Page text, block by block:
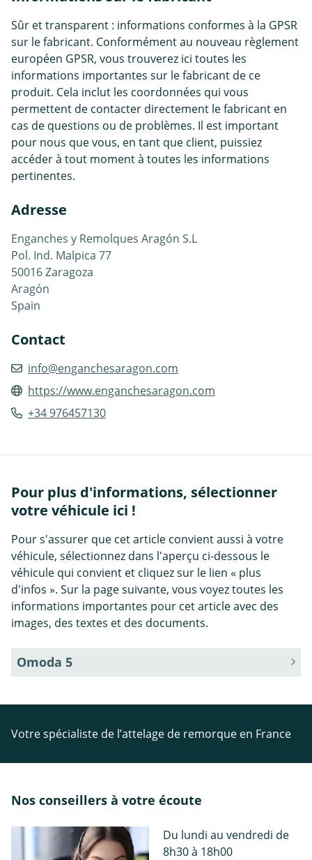
Sûr et transparent : informations conformes à la GPSR
sur le fabricant. Conformément au nouveau règlement
européen GPSR, vous trouverez ici toutes les
informations importantes sur le fabricant de ce
produit. Cela inclut les coordonnées qui vous
permettent de contacter directement le fabricant en
cas de questions ou de problèmes. Il est important
pour nous que vous, en tant que client, puissiez
accéder à tout moment à toutes les informations
pertinentes.
Adresse
Enganches y Remolques Aragón S.L
Pol. Ind. Malpica 77
50016 Zaragoza
Aragón
Spain
Contact
info@enganchesaragon.com
https://www.enganchesaragon.com
+34 976457130
Pour plus d'informations, sélectionner
votre véhicule ici !
Pour s'assurer que cet article convient aussi à votre
véhicule, sélectionnez dans l'aperçu ci-dessous le
véhicule qui convient et cliquez sur le lien « plus
d'infos ». Sur la page suivante, vous voyez toutes les
informations importantes pour cet article avec des
images, des textes et des documents.
Omoda 5
Votre spécialiste de l’attelage de remorque en France
Nos conseillers à votre écoute
Du lundi au vendredi de
8h30 à 18h00